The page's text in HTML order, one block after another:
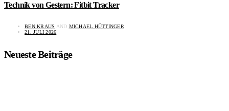
Technik von Gestern: Fitbit Tracker
BEN KRAUS AND MICHAEL HÜTTINGER
21. JULI 2026
Neueste Beiträge